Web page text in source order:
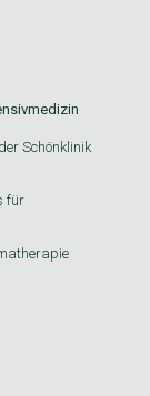
Schönklinik
für